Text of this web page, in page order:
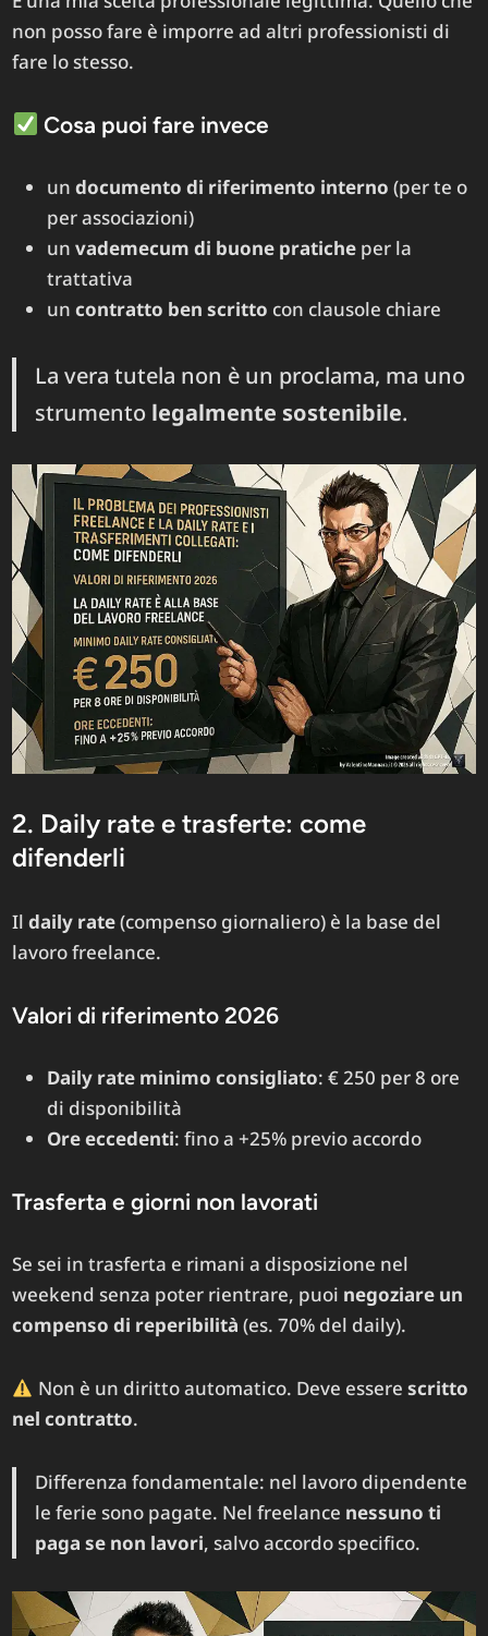
non posso fare è imporre ad altri professionisti di
fare lo stesso.
Cosa puoi fare invece
undocumento di riferimento interno (per te o
per associazioni)
unvademecum di buone pratiche per la
trattativa
uncontratto ben scritto con clausole chiare
La vera tutela non è un proclama, ma uno
strumento legalmente sostenibile.
2. Daily rate e trasferte: come
difenderli
Ildaily rate(compenso giornaliero) è la base del
lavoro freelance.
Valori di riferimento 2026
Daily rate minimo consigliato: € 250 per 8 ore
di disponibilità
Ore eccedenti: fino a +25% previo accordo
Trasferta e giorni non lavorati
Se sei in trasferta e rimani a disposizione nel
weekend senza poter rientrare, puoi negoziare un
compenso di reperibilità (es. 70% del daily).
Non è un diritto automatico. Deve essere scritto
nel contratto.
Differenza fondamentale: nel lavoro dipendente
le ferie sono pagate. Nel freelance nessuno ti
paga se non lavori, salvo accordo specifico.